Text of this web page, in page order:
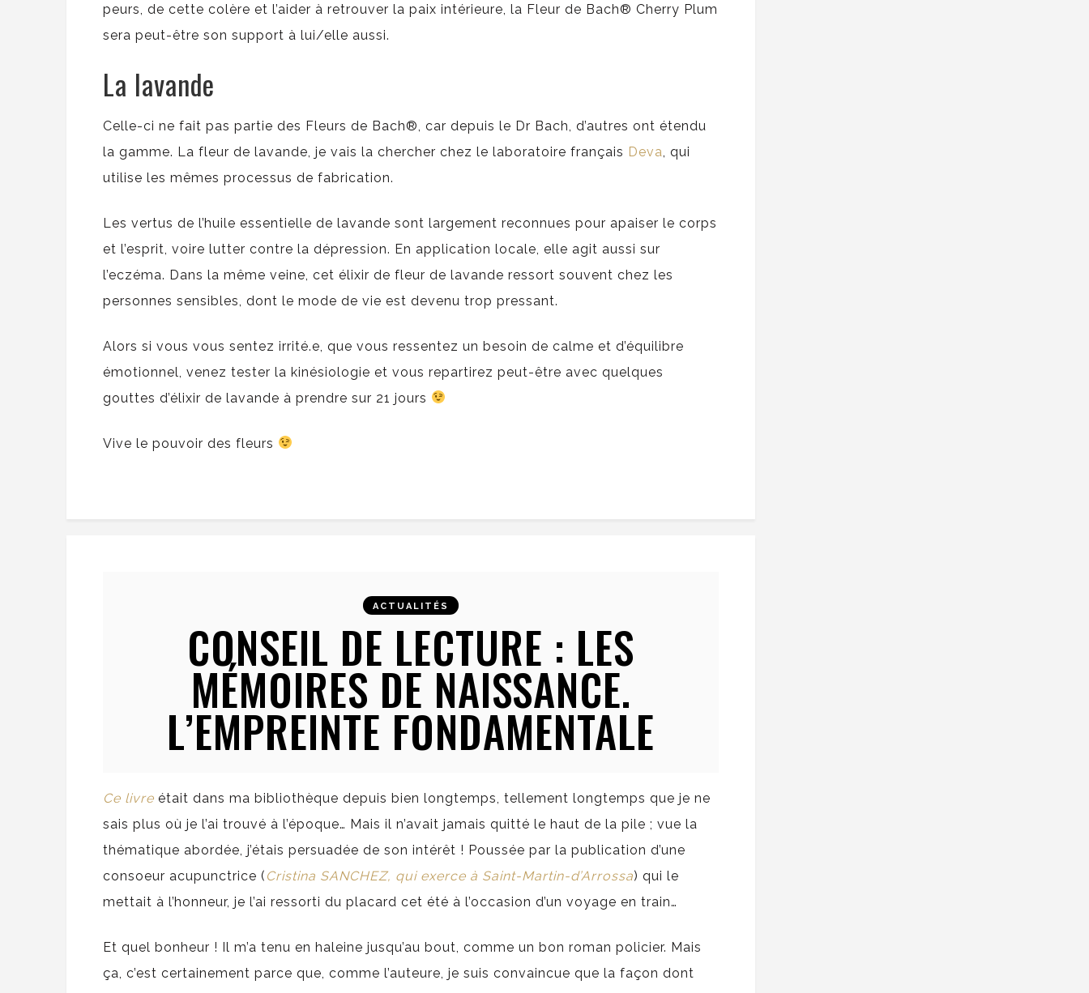
peurs, de cette colère et l’aider à retrouver la paix intérieure, la Fleur de Bach® Cherry Plum
sera peut-être son support à lui/elle aussi.
La lavande
Celle-ci ne fait pas partie des Fleurs de Bach®, car depuis le Dr Bach, d’autres ont étendu
la gamme. La fleur de lavande, je vais la chercher chez le laboratoire français Deva , qui
utilise les mêmes processus de fabrication.
Les vertus de l’huile essentielle de lavande sont largement reconnues pour apaiser le corps
et l’esprit, voire lutter contre la dépression. En application locale, elle agit aussi sur
l’eczéma. Dans la même veine, cet élixir de fleur de lavande ressort souvent chez les
personnes sensibles, dont le mode de vie est devenu trop pressant.
Alors si vous vous sentez irrité.e, que vous ressentez un besoin de calme et d’équilibre
émotionnel, venez tester la kinésiologie et vous repartirez peut-être avec quelques
gouttes d’élixir de lavande à prendre sur 21 jours
Vive le pouvoir des fleurs
ACTUALITÉS
CONSEIL DE LECTURE : LES
MÉMOIRES DE NAISSANCE.
L’EMPREINTE FONDAMENTALE
Ce livre était dans ma bibliothèque depuis bien longtemps, tellement longtemps que je ne
sais plus où je l’ai trouvé à l’époque… Mais il n’avait jamais quitté le haut de la pile ; vue la
thématique abordée, j’étais persuadée de son intérêt ! Poussée par la publication d’une
consoeur acupunctrice ( Cristina SANCHEZ, qui exerce à Saint-Martin-d’Arrossa) qui le
mettait à l’honneur, je l’ai ressorti du placard cet été à l’occasion d’un voyage en train…
Et quel bonheur ! Il m’a tenu en haleine jusqu’au bout, comme un bon roman policier. Mais
ça, c’est certainement parce que, comme l’auteure, je suis convaincue que la façon dont